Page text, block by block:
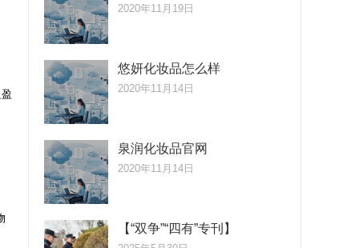
2020年11月19日
悠妍化妆品怎么样
2020年11月14日
泉润化妆品官网
2020年11月14日
【“双争”“四有”专刊】